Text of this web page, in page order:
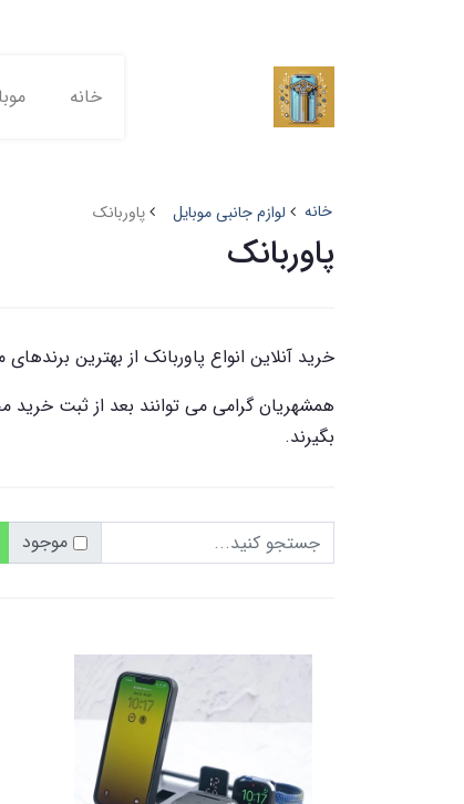
خانه
خانه لوازم جانبی موبایل پاوربانک
پاوربانک
خرید آنلاین انواع پاوربانک از بهترین
همشهریان گرامی می توانند بعد از ثبت
بگیرند.
موجود